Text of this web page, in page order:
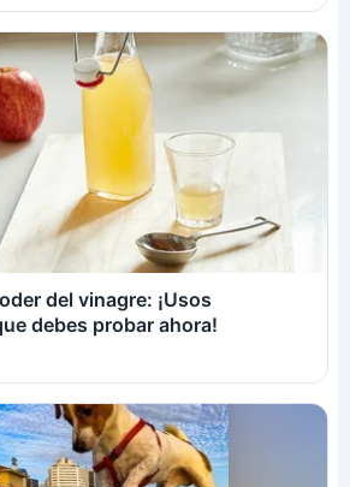
del vinagre: ¡Usos
debes probar ahora!